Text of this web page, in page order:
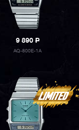
9 890P
AQ-800E-1A